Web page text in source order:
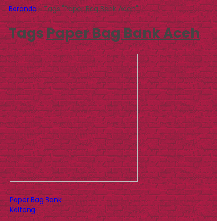
Beranda»Tags "Paper Bag Bank Aceh"
TagsPaper Bag Bank Aceh
Paper Bag Bank
Kalteng